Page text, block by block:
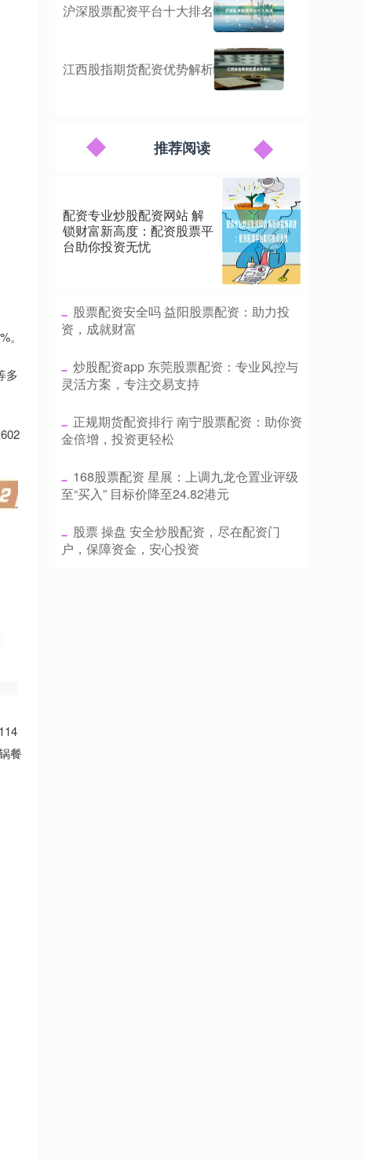
多
餐
沪深股票配资平台十大排名
江西股指期货配资优势解析
推荐阅读
配资专业炒股配资网站 解
锁财富新高度：配资股票平
台助你投资无忧
​股票配资安全吗 益阳股票配资：助力投
资，成就财富
​炒股配资app 东莞股票配资：专业风控与
灵活方案，专注交易支持
​正规期货配资排行 南宁股票配资：助你资
金倍增，投资更轻松
​168股票配资 星展：上调九龙仓置业评级
至“买入” 目标价降至24.82港元
​股票 操盘 安全炒股配资，尽在配资门
户，保障资金，安心投资